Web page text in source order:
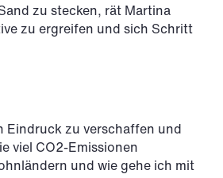
zu stecken, rät Martina
zu ergreifen und sich Schritt
Eindruck zu verschaffen und
viel CO2-Emissionen
und wie gehe ich mit